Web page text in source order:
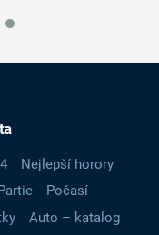
Nejlepší horory
Počasí
Auto – katalog